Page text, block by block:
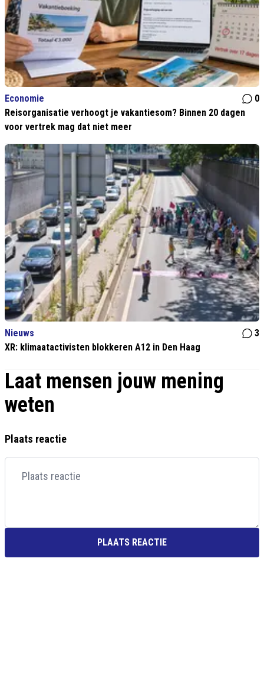
Economie
0
Reisorganisatie verhoogt je vakantiesom? Binnen 20 dagen
voor vertrek mag dat niet meer
Nieuws
3
XR: klimaatactivisten blokkeren A12 in Den Haag
Laat mensen jouw mening
weten
Plaats reactie
PLAATS REACTIE